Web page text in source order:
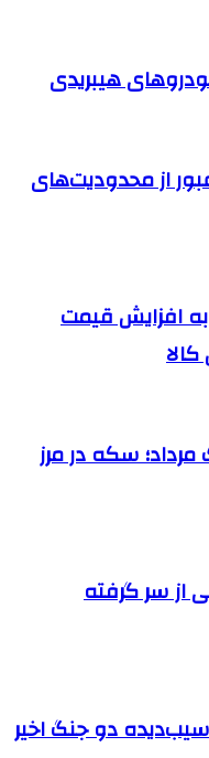
هیبریدی
از محدودیت‌های
به افزایش قیمت
سکه در مرز
از سر گرفته
آسیب‌دیده دو جنگ اخیر